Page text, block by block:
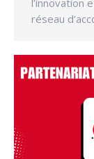
l’innovation
réseau